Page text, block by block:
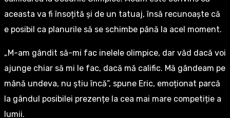
aceasta va fi însoțită și de un tatuaj, însă recunoaște că
e posibil ca planurile să se schimbe până la acel moment.
„M-am gândit să-mi fac inelele olimpice, dar văd dacă voi
ajunge chiar să mi le fac, dacă mă calific. Mă gândeam pe
mână undeva, nu știu încă”, spune Eric, emoționat parcă
la gândul posibilei prezențe la cea mai mare competiție a
lumii.